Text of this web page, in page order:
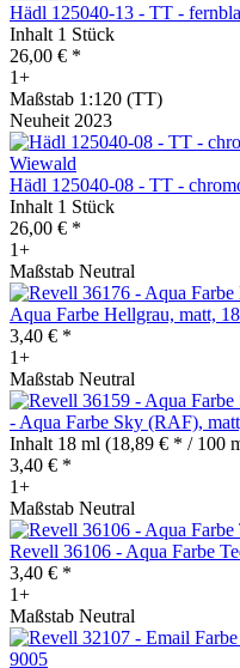
Hädl 125040-13 - TT -
Inhalt 1 Stück
26,00 € *
1+
Maßstab 1:120 (TT)
Neuheit 2023
Hädl 125040-08 - TT -
Inhalt 1 Stück
26,00 € *
1+
Maßstab Neutral
Aqua Farbe Hellgrau, matt,
3,40 € *
1+
Maßstab Neutral
- Aqua Farbe Sky (RAF),
Inhalt 18 ml (18,89 € * / 100
3,40 € *
1+
Maßstab Neutral
Revell 36106 - Aqua Farbe
3,40 € *
1+
Maßstab Neutral